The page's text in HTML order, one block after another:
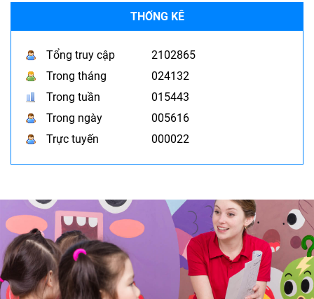
THỐNG KÊ
Tổng truy cập
2102865
Trong tháng
024132
Trong tuần
015443
Trong ngày
005616
Trực tuyến
000022